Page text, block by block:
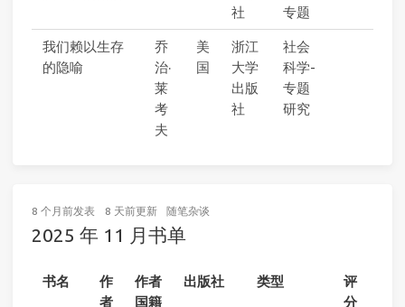
社
专题
我们赖以生存
的隐喻
乔
治·
莱
考
夫
美
国
浙江
大学
出版
社
社会
科学-
专题
研究
8 个月前发表 8 天前更新 随笔杂谈
2025 年 11 月书单
书名
作
者
作者
国籍
出版社 类型
评
分